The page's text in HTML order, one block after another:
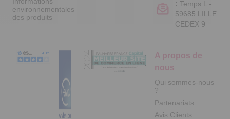
environnementales
des produits
A propos de
nous
Qui sommes-nous
?
Partenariats
Avis Clients
: Temps L -
59685 LILLE
CEDEX 9